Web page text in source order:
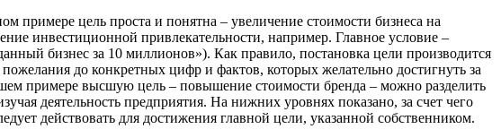
примере цель проста и понятна – увеличение стоимости бизнеса на
инвестиционной привлекательности, например. Главное условие –
бизнес за 10 миллионов»). Как правило, постановка цели производится
до конкретных цифр и фактов, которых желательно достигнуть за
примере высшую цель – повышение стоимости бренда – можно разделить
деятельность предприятия. На нижних уровнях показано, за счет чего
действовать для достижения главной цели, указанной собственником.